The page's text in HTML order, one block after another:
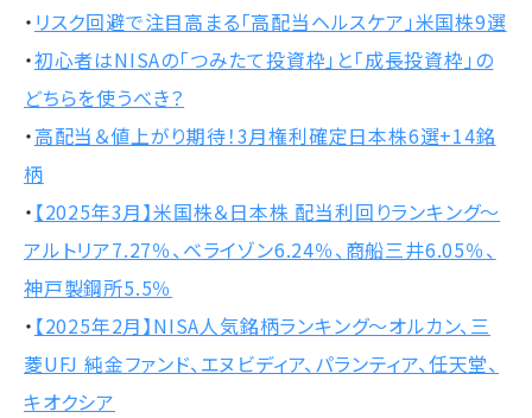
・ リスク回避で注目高まる「高配当ヘルスケア」米国株9選
・初心者はNISAの「つみたて投資枠」と「成長投資枠」の
どちらを使うべき？
・高配当＆値上がり期待！3月権利確定日本株6選+14銘
柄
・ 【2025年3月】米国株＆日本株 配当利回りランキング～
アルトリア7.27％、ベライゾン6.24％、商船三井6.05％、
神戸製鋼所5.5％
・ 【2025年2月】NISA人気銘柄ランキング～オルカン、三
菱UFJ 純金ファンド、エヌビディア、パランティア、任天堂、
キオクシア